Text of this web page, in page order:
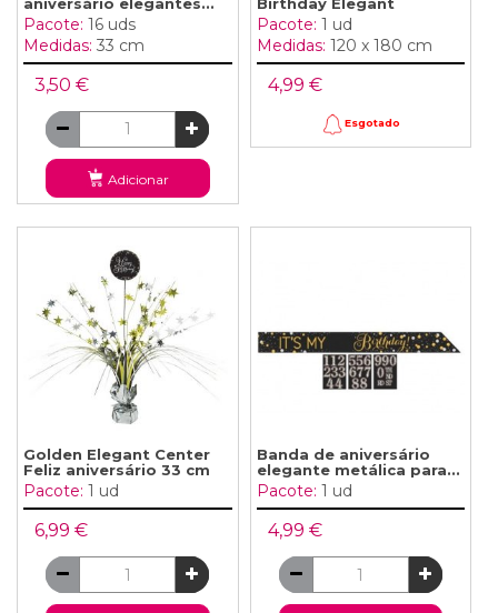
Pacote: 16 uds
Medidas: 33 cm
3,50 €
Adicionar
Pacote: 1 ud
Medidas: 120 x 180 cm
4,99 €
Esgotado
Golden Elegant Center
Feliz aniversário 33 cm
Pacote: 1 ud
6,99 €
Banda de aniversário
elegante metálica para...
Pacote: 1 ud
4,99 €